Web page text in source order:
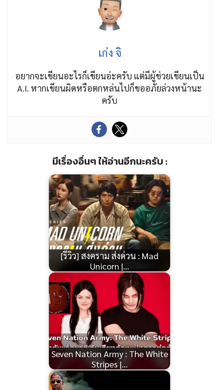
เก่ง จิ
อยากจะเขียนอะไรก็เขียนอ่ะครับ แต่มีผู้ช่วยเขียนเป็น
A.I. หากเขียนผิดหรือตกหล่นไปก็ขออภัยล่วงหน้านะ
ครับ
มีเรื่องอื่นๆ ให้อ่านอีกนะครับ :
[รีวิว] สงคราม ส่งด่วน : Mad
Unicorn |…
Seven Nation Army : The White
Stripes |…